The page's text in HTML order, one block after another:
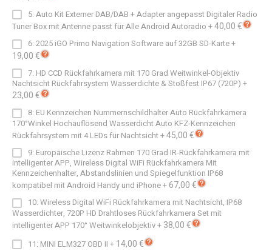
5: Auto Kit Externer DAB/DAB + Adapter angepasst Digitaler Radio
Tuner Box mit Antenne passt für Alle Android Autoradio +40,00 €
6: 2025 iGO Primo Navigation Software auf 32GB SD-Karte+
19,00 €
7: HD CCD Rückfahrkamera mit 170 Grad Weitwinkel-Objektiv
Nachtsicht Rückfahrsystem Wasserdichte & Stoßfest IP67 (720P) +
23,00 €
8: EU Kennzeichen Nummernschildhalter Auto Rückfahrkamera
170°Winkel Hochauflösend Wasserdicht Auto KFZ-Kennzeichen
Rückfahrsystem mit 4 LEDs für Nachtsicht+45,00 €
9: Europäische Lizenz Rahmen 170 Grad IR-Rückfahrkamera mit
intelligenter APP, Wireless Digital WiFi Rückfahrkamera Mit
Kennzeichenhalter, Abstandslinien und Spiegelfunktion IP68
kompatibel mit Android Handy und iPhone+67,00 €
10: Wireless Digital WiFi Rückfahrkamera mit Nachtsicht, IP68
Wasserdichter, 720P HD Drahtloses Rückfahrkamera Set mit
intelligenter APP 170° Weitwinkelobjektiv+ 38,00 €
11: MINI ELM327 OBD II + 14,00 €